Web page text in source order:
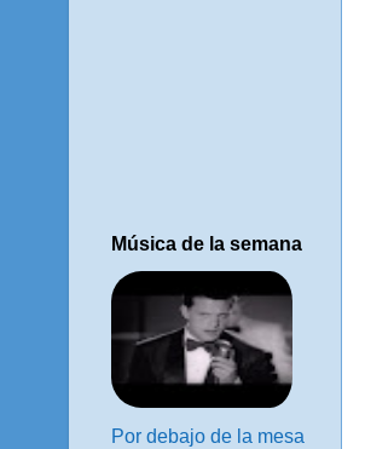
Música de la semana
Por debajo de la mesa